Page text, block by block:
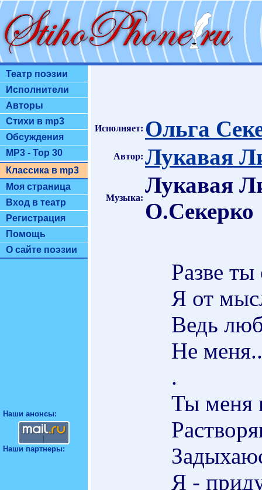
Театр поэзии
Исполнители
Авторы
Стихи в mp3
Обсуждения
MP3 - Top 30
Классика в mp3
Моя страница
Вход в театр
Регистрация
Помощь
О сайте поэзии
Наши анонсы:
Наши партнеры:
Исполняет: Ольга
Автор: Лукавая
Музыка:
Лукавая
О.Секерко
Разве
Я от
Ведь
Не
.
Ты меня
Я -